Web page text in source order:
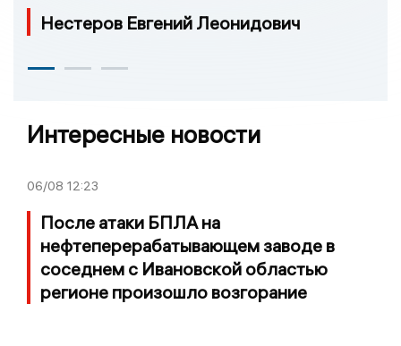
Нестеров Евгений Леонидович
Интересные новости
06/08 12:23
После атаки БПЛА на
нефтеперерабатывающем заводе в
соседнем с Ивановской областью
регионе произошло возгорание